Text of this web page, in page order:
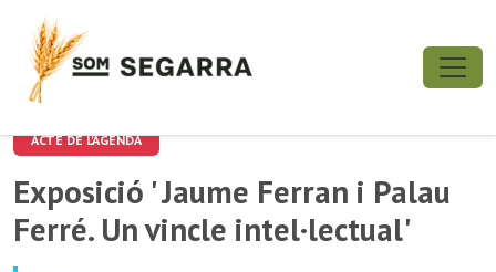
ACTE DE L'AGENDA
Exposició ' Jaume Ferran i Palau
Ferré. Un vincle intel·lectual'